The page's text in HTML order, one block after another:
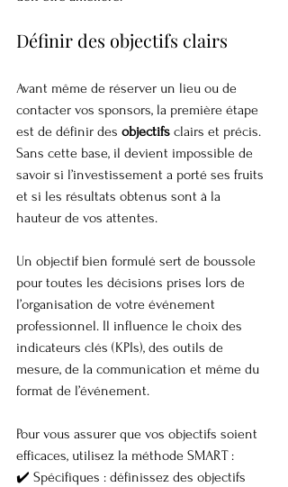
Définir des objectifs clairs
Avant même de réserver un lieu ou de
contacter vos sponsors, la première étape
est de définir des objectifs clairs et précis.
Sans cette base, il devient impossible de
savoir si l’investissement a porté ses fruits
et si les résultats obtenus sont à la
hauteur de vos attentes.
Un objectif bien formulé sert de boussole
pour toutes les décisions prises lors de
l’organisation de votre événement
professionnel. Il influence le choix des
indicateurs clés (KPIs), des outils de
mesure, de la communication et même du
format de l’événement.
Pour vous assurer que vos objectifs soient
efficaces, utilisez la méthode SMART :
✔️ Spécifiques : définissez des objectifs